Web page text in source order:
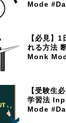
Mode
【必見】
れる方法
Monk
【受験生
学習法
Mode